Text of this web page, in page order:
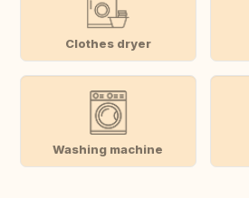
Clothes dryer
Washing machine